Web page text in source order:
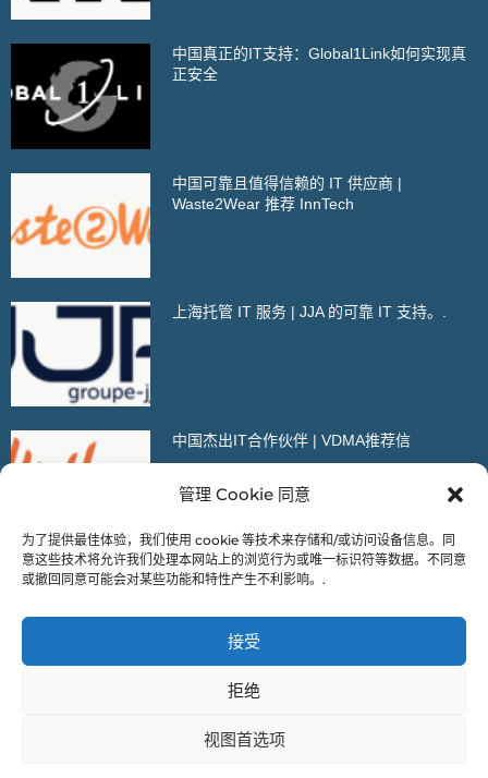
管理 Cookie 同意
为了提供最佳体验，我们使用 cookie 等技术来存储和/或访问设备信息。同
意这些技术将允许我们处理本网站上的浏览行为或唯一标识符等数据。不同意
或撤回同意可能会对某些功能和特性产生不利影响。.
接受
拒绝
视图首选项
中国真正的IT支持：Global1Link如何实现真
正安全
中国可靠且值得信赖的 IT 供应商 |
Waste2Wear 推荐 InnTech
上海托管 IT 服务 | JJA 的可靠 IT 支持。.
中国杰出IT合作伙伴 | VDMA推荐信
* 这是我们的移动版门户。更多内容，请在电脑浏览器中打开我们的
网站！
版权所有 © 2009-2026 – InnTech IT Solutions China，又名：